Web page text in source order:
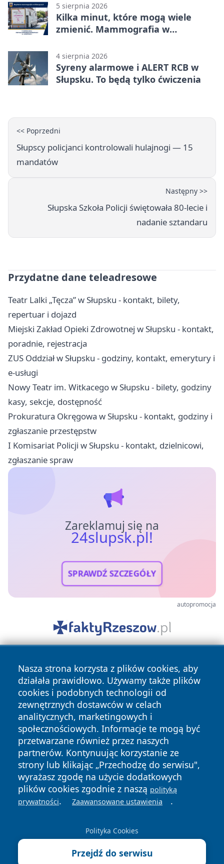
5 sierpnia 2026
Kilka minut, które mogą wiele
zmienić. Mammografia w
4 sierpnia 2026
Syreny alarmowe i ALERT RCB w
Słupsku. To będą tylko ćwiczenia
<< Poprzedni
Słupscy policjanci kontrolowali hulajnogi — 15
mandatów
Następny >>
Słupska Szkoła Policji świętowała 80-lecie i
nadanie sztandaru
Przydatne dane teleadresowe
Teatr Lalki „Tęcza” w Słupsku - kontakt, bilety,
repertuar i dojazd
Miejski Zakład Opieki Zdrowotnej w Słupsku - kontakt,
poradnie, rejestracja
ZUS Oddział w Słupsku - godziny, kontakt, emerytury i
e-usługi
Nowy Teatr im. Witkacego w Słupsku - bilety, godziny
kasy, sekcje, dostępność
Prokuratura Okręgowa w Słupsku - kontakt, godziny i
zgłaszanie przestępstw
I Komisariat Policji w Słupsku - kontakt, dzielnicowi,
zgłaszanie spraw
Zareklamuj się na
24slupsk.pl!
SPRAWDŹ SZCZEGÓŁY
autopromocja
Nasza strona korzysta z plików cookies, aby
działała prawidłowo. Używamy także plików
cookies i podobnych technologii od
zewnętrznych dostawców w celach
analitycznych, marketingowych i
społecznościowych. Informacje te mogą być
przetwarzane również przez naszych
partnerów. Kontynuując korzystanie ze
strony lub klikając „Przechodzę do serwisu",
wyrażasz zgodę na użycie dodatkowych
plików cookies zgodnie z naszą polityką
prywatności. Zaawansowane ustawienia .
Polityka Cookies
Przejdź do serwisu
Copyright © 2026 24slupsk.pl Wszystkie prawa zastrzeżone.
News Autorzy
Polityka
Prywatności
Polityka
Cookies